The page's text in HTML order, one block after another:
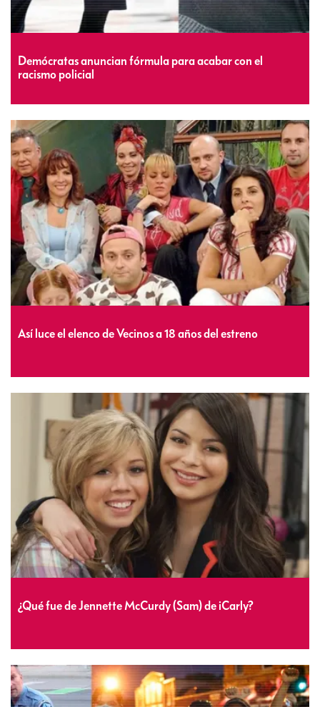
Demócratas anuncian fórmula para acabar con el
racismo policial
Así luce el elenco de Vecinos a 18 años del estreno
¿Qué fue de Jennette McCurdy (Sam) de iCarly?